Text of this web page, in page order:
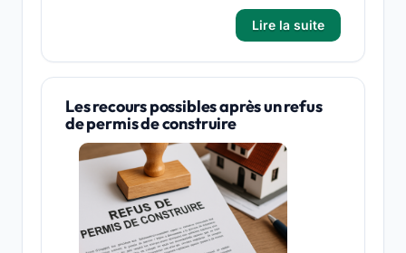
Lire la suite
Les recours possibles après un refus
de permis de construire